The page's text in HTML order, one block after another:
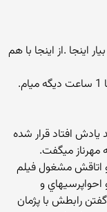
اينجا .از اينجا با هم
يادش افتاد قرار شده
كه تو اتاقش مشغول فيلم
احواپرسيهاي و
رابطش با پژمان